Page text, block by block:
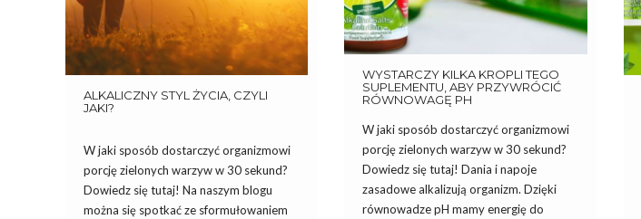
ALKALICZNY STYL ŻYCIA, CZYLI
JAKI?
W jaki sposób dostarczyć organizmowi
porcję zielonych warzyw w 30 sekund?
Dowiedz się tutaj! Na naszym blogu
można się spotkać ze sformułowaniem
WYSTARCZY KILKA KROPLI TEGO
SUPLEMENTU, ABY PRZYWRÓCIĆ
RÓWNOWAGĘ PH
W jaki sposób dostarczyć organizmowi
porcję zielonych warzyw w 30 sekund?
Dowiedz się tutaj! Dania i napoje
zasadowe alkalizują organizm. Dzięki
równowadze pH mamy energię do